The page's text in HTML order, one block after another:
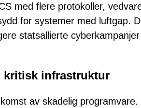
med flere protokoller,
for systemer med luftgap.
statsallierte
kritisk infrastruktur
av skadelig programvare.